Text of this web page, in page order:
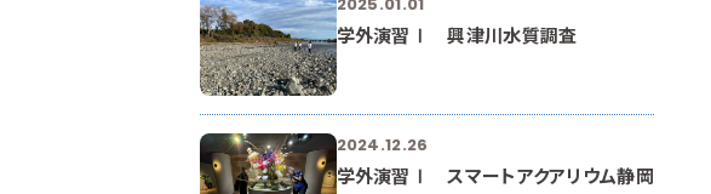
学外演習Ⅰ 興津川水質調査
2024.12.26
学外演習Ⅰ スマートアクアリウム静岡